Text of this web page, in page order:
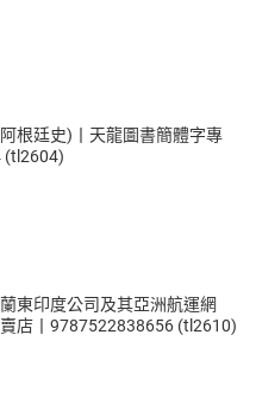
根廷史)丨天龍圖書簡體字專
(tl2604)
東印度公司及其亞洲航運網
店丨9787522838656 (tl2610)